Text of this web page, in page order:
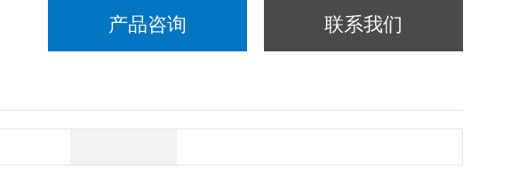
产品咨询 联系我们